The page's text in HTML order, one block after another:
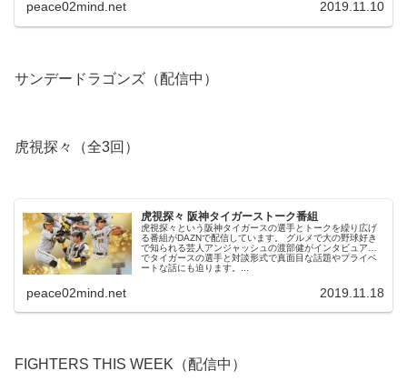
peace02mind.net 2019.11.10
サンデードラゴンズ（配信中）
虎視探々（全3回）
虎視探々 阪神タイガーストーク番組
虎視探々という阪神タイガースの選手とトークを繰り広げ
る番組がDAZNで配信しています。 グルメで大の野球好き
で知られる芸人アンジャッシュの渡部健がインタビュアー
でタイガースの選手と対談形式で真面目な話題やプライベ
ートな話にも迫ります。...
peace02mind.net 2019.11.18
FIGHTERS THIS WEEK（配信中）